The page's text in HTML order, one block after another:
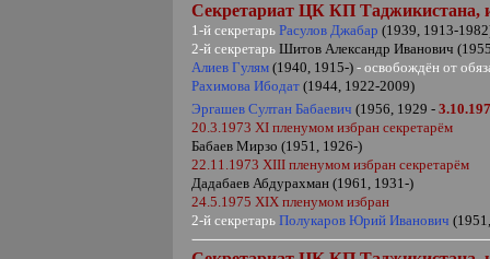
Секретариат ЦК КП Таджикистана,
1-й секретарь Расулов Джабар (1939, 1913-
2-й секретарь Шитов Александр Иванович
Алиев Гулям (1940, 1915-)- освобождён от
Рахимова Ибодат (1944, 1922-2009)
Эргашев Султан Бабаевич (1956, 1929 -
20.3.1973 XI пленумом избран секретарём
Бабаев Мирзо (1951, 1926-)
22.11.1973 XIII пленумом избран секретарём
Дадабаев Абдурахман (1961, 1931-)
24.5.1975 XIX пленумом избран
2-й секретарь Полукаров Юрий Иванович